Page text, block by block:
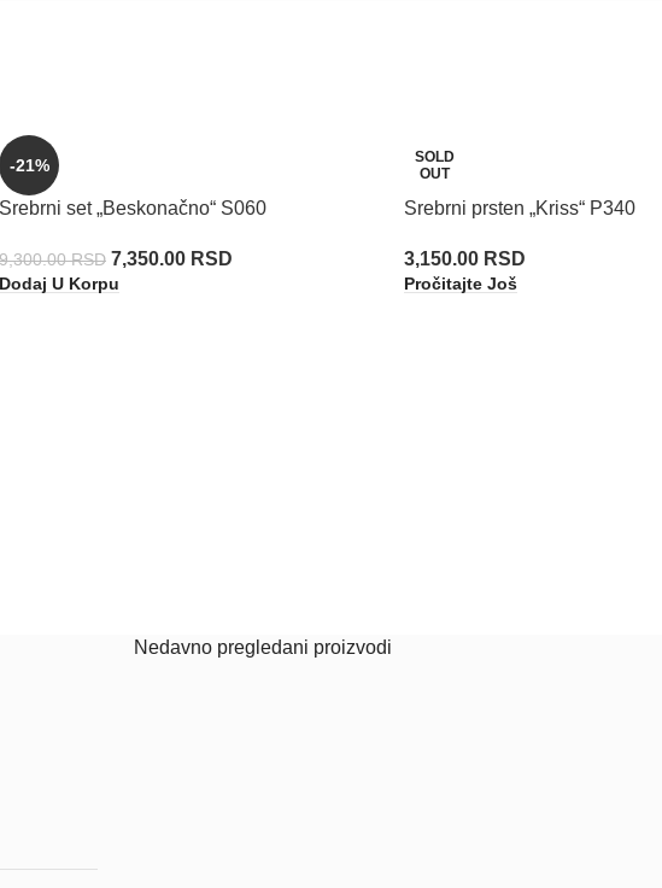
-21%
Srebrni set „Beskonačno“ S060
9,300.00RSD 7,350.00 RSD
Dodaj U Korpu
SOLD
OUT
Srebrni prsten „Kriss“ P340
3,150.00 RSD
Pročitajte Još
Nedavno pregledani proizvodi